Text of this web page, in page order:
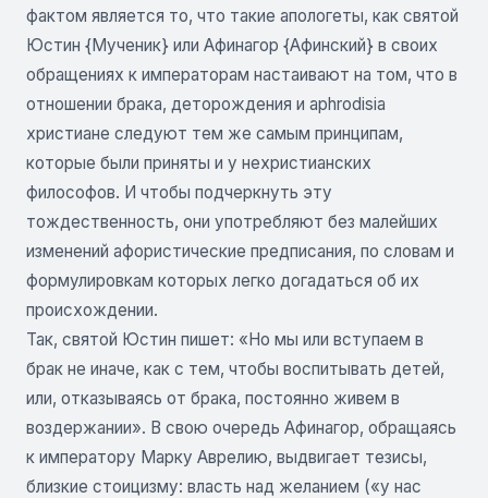
фактом является то, что такие апологеты, как святой
Юстин {Мученик} или Афинагор {Афинский} в своих
обращениях к императорам настаивают на том, что в
отношении брака, деторождения и aphrodisia
христиане следуют тем же самым принципам,
которые были приняты и у нехристианских
философов. И чтобы подчеркнуть эту
тождественность, они употребляют без малейших
изменений афористические предписания, по словам и
формулировкам которых легко догадаться об их
происхождении.
Так, святой Юстин пишет: «Но мы или вступаем в
брак не иначе, как с тем, чтобы воспитывать детей,
или, отказываясь от брака, постоянно живем в
воздержании». В свою очередь Афинагор, обращаясь
к императору Марку Аврелию, выдвигает тезисы,
близкие стоицизму: власть над желанием («у нас